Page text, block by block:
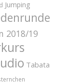
Jumping
2018/19
Tabata